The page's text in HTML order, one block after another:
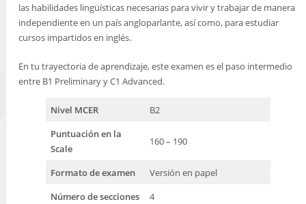
TCF
Bright Deutsch
Chino
HSK
Español
Bright Spanish
DELE
las habilidades lingüísticas necesarias para vivir y trabajar de manera
independiente en un país angloparlante, así como, para estudiar
cursos impartidos en inglés.
En tu trayectoria de aprendizaje, este examen es el paso intermedio
entre B1 Preliminary y C1 Advanced.
Nivel MCER
B2
Puntuación en la
Scale
160 – 190
Formato de examen
Versión en papel
Número de secciones
4